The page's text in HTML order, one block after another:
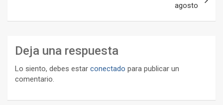
agosto
Deja una respuesta
Lo siento, debes estar conectado para publicar un
comentario.